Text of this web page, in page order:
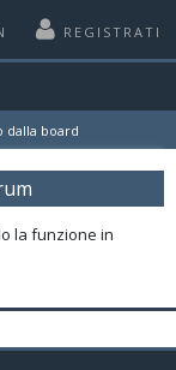
REGISTRATI
dalla board
la funzione in